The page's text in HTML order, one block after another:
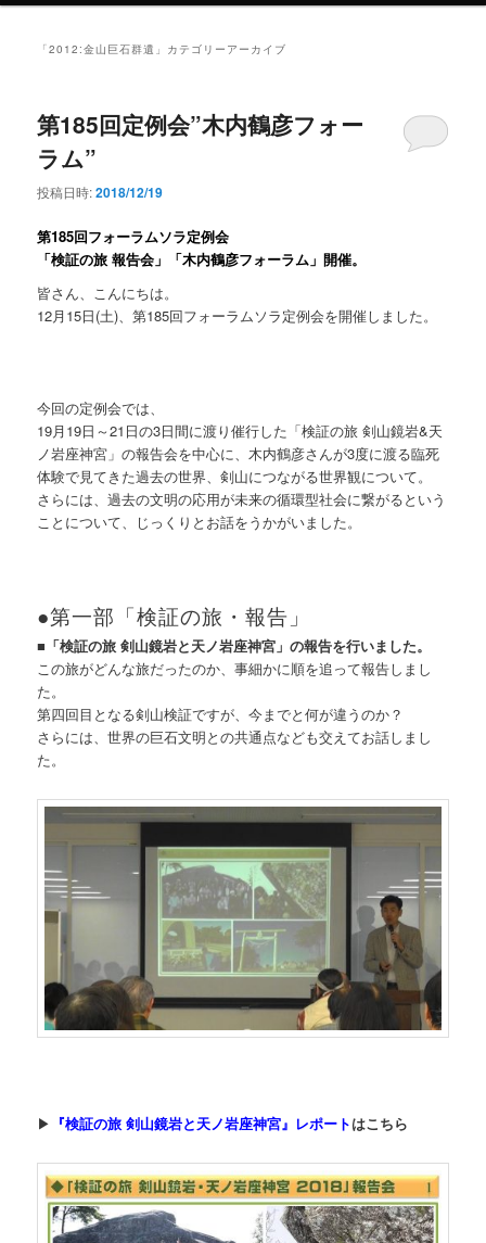
「2012:金山巨石群遺 」カテゴリーアーカイブ
第185回定例会”木内鶴彦フォー
ラム”
投稿日時:2018/12/19
第185回フォーラムソラ定例会
「検証の旅 報告会」「木内鶴彦フォーラム」開催。
皆さん、こんにちは。
12月15日(土)、第185回フォーラムソラ定例会を開催しました。
今回の定例会では、
19月19日～21日の3日間に渡り催行した「検証の旅 剣山鏡岩&天
ノ岩座神宮」の報告会を中心に、木内鶴彦さんが3度に渡る臨死
体験で見てきた過去の世界、剣山につながる世界観について。
さらには、過去の文明の応用が未来の循環型社会に繋がるという
ことについて、じっくりとお話をうかがいました。
●第一部「検証の旅・報告」
■ 「検証の旅 剣山鏡岩と天ノ岩座神宮」の報告を行いました。
この旅がどんな旅だったのか、事細かに順を追って報告しまし
た。
第四回目となる剣山検証ですが、今までと何が違うのか？
さらには、世界の巨石文明との共通点なども交えてお話しまし
た。
▶ 『検証の旅 剣山鏡岩と天ノ岩座神宮』レポートはこちら